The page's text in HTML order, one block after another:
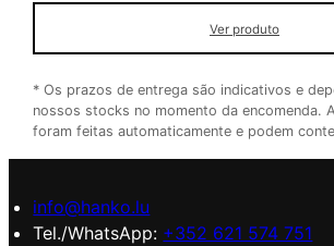
Ver produto
* Os prazos de entrega são indicativos e
nossos stocks no momento da encomenda.
foram feitas automaticamente e podem
info@hanko.lu
Tel./WhatsApp: +352 621 574 751